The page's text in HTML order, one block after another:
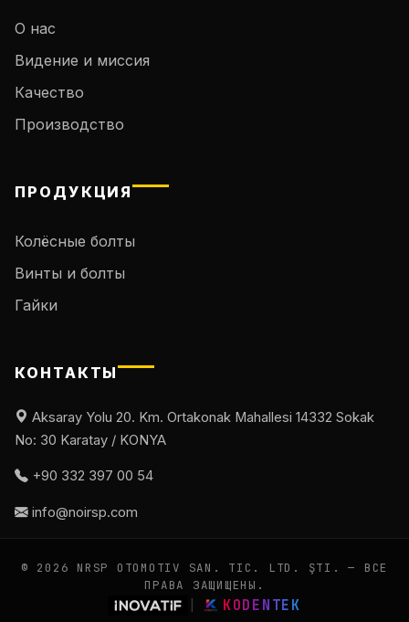
О нас
Видение и миссия
Качество
Производство
ПРОДУКЦИЯ
Колёсные болты
Винты и болты
Гайки
КОНТАКТЫ
Aksaray Yolu 20. Km. Ortakonak Mahallesi 14332 Sokak
No: 30 Karatay / KONYA
+90 332 397 00 54
info@noirsp.com
© 2026 NRSP OTOMOTIV SAN. TIC. LTD. ŞTI. — ВСЕ
ПРАВА ЗАЩИЩЕНЫ.
KODENTEK